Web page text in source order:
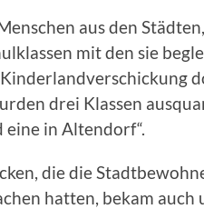
aus den
mit den sie
drei Klassen
in Altendorf“.
die die
hatten, bekam auch